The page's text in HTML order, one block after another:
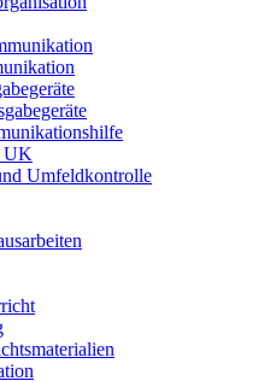
UK
Umfeldkontrolle